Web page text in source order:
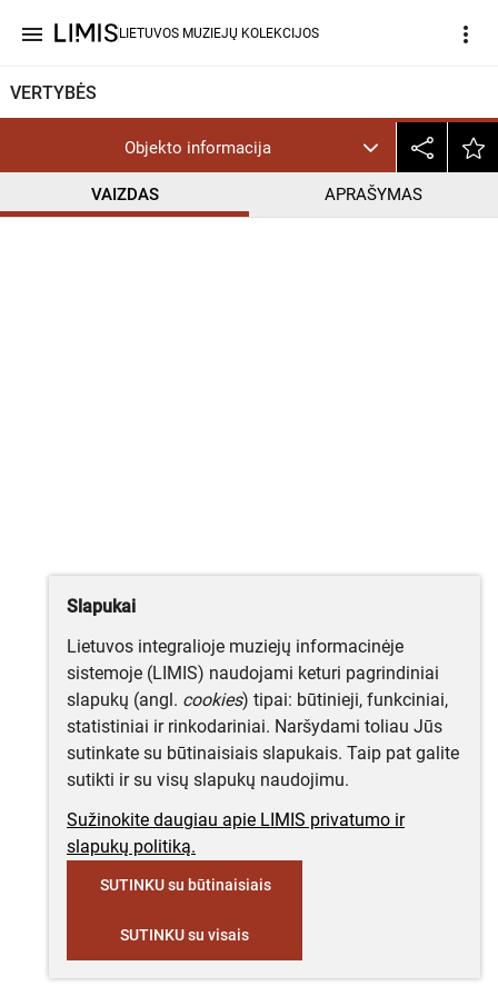
menu LIETUVOS MUZIEJŲ KOLEKCIJOS more_vert
VERTYBĖS
Objekto informacija
VAIZDAS APRAŠYMAS
Slapukai
Lietuvos integralioje muziejų informacinėje
sistemoje (LIMIS) naudojami keturi pagrindiniai
slapukų (angl. cookies) tipai: būtinieji, funkciniai,
statistiniai ir rinkodariniai. Naršydami toliau Jūs
sutinkate su būtinaisiais slapukais. Taip pat galite
sutikti ir su visų slapukų naudojimu.
Sužinokite daugiau apie LIMIS privatumo ir
slapukų politiką.
SUTINKU su būtinaisiais
SUTINKU su visais